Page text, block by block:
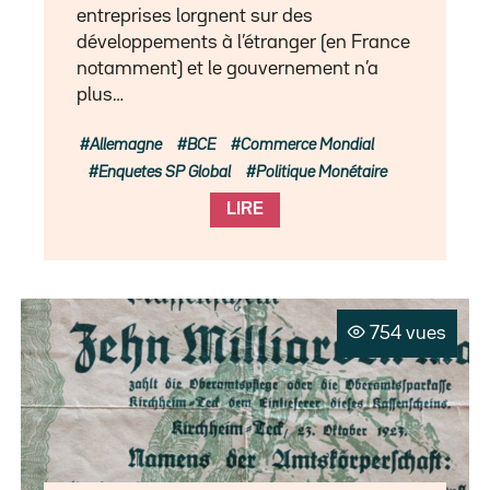
entreprises lorgnent sur des
développements à l’étranger (en France
notamment) et le gouvernement n’a
plus…
LIRE
Allemagne BCE
Commerce Mondial
Enquetes SP Global
Politique Monétaire
754 vues